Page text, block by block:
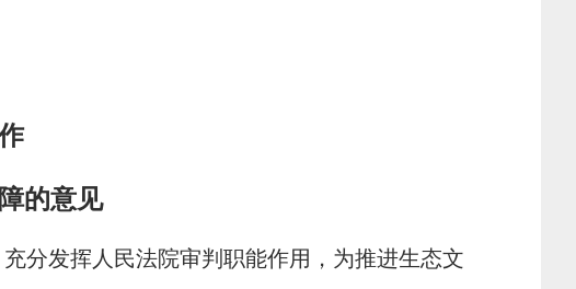
的意见
分发挥人民法院审判职能作用，为推进生态文